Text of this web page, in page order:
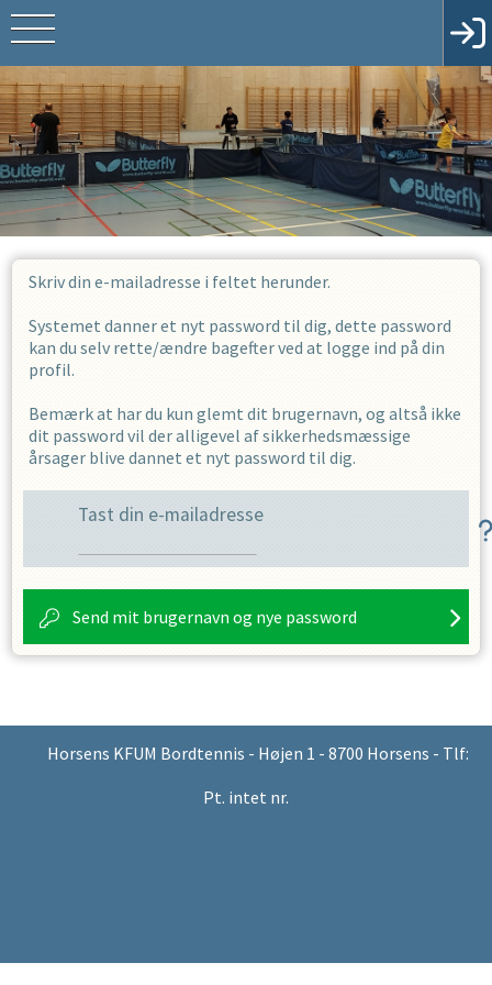
Skriv din e-mailadresse i feltet herunder.
Systemet danner et nyt password til dig, dette password
kan du selv rette/ændre bagefter ved at logge ind på din
profil.
Bemærk at har du kun glemt dit brugernavn, og altså ikke
dit password vil der alligevel af sikkerhedsmæssige
årsager blive dannet et nyt password til dig.
Tast din e-mailadresse
Send mit brugernavn og nye password
Horsens KFUM Bordtennis - Højen 1 - 8700 Horsens - Tlf:
Pt. intet nr.